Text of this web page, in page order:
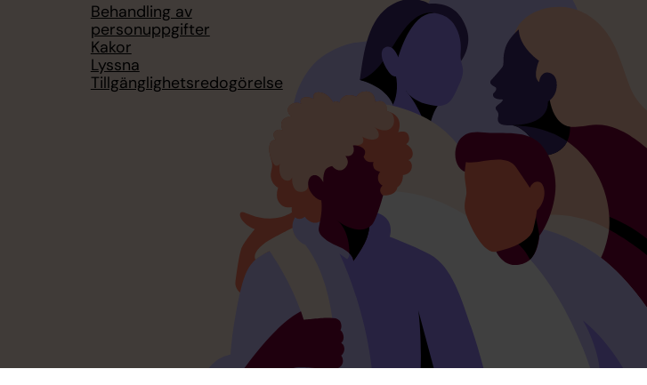
Behandling av
personuppgifter
Kakor
Lyssna
Tillgänglighetsredogörelse